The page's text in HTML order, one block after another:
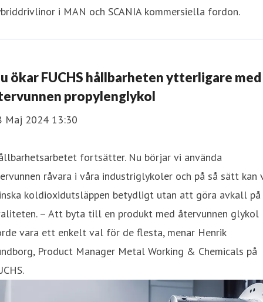
i MAN och SCANIA kommersiella fordon.
ökar FUCHS hållbarheten ytterligare med
propylenglykol
Maj 2024 13:30
fortsätter. Nu börjar vi använda
råvara i våra industriglykoler och på så sätt kan
koldioxidutsläppen betydligt utan att göra avkall på
– Att byta till en produkt med återvunnen glykol
vara ett enkelt val för de flesta, menar Henrik
Product Manager Metal Working & Chemicals på